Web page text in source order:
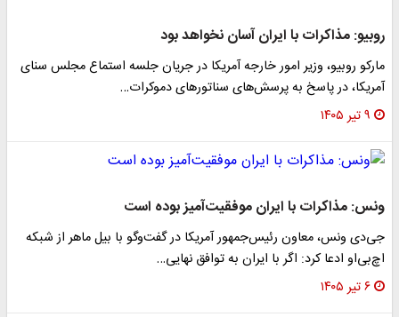
روبیو: مذاکرات با ایران آسان نخواهد بود
مارکو روبیو، وزیر امور خارجه آمریکا در جریان جلسه استماع مجلس سنای
آمریکا، در پاسخ به پرسش‌های سناتورهای دموکرات…
۹ تیر ۱۴۰۵
ونس: مذاکرات با ایران موفقیت‌آمیز بوده است
جی‌دی‌ ونس، معاون رئیس‌جمهور آمریکا در گفت‌وگو با بیل ماهر از شبکه
اچ‌بی‌او ادعا کرد: اگر با ایران به توافق نهایی…
۶ تیر ۱۴۰۵